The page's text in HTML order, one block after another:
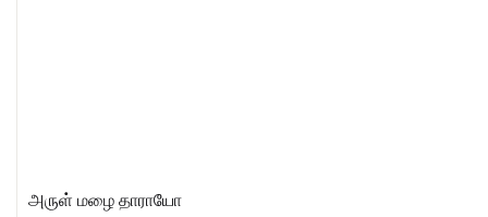
அருள் மழை தாராயோ